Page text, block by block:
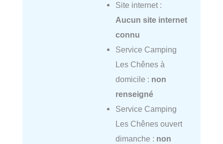
Site internet :
Aucun site internet
connu
Service Camping
Les Chênes à
domicile : non
renseigné
Service Camping
Les Chênes ouvert
dimanche : non